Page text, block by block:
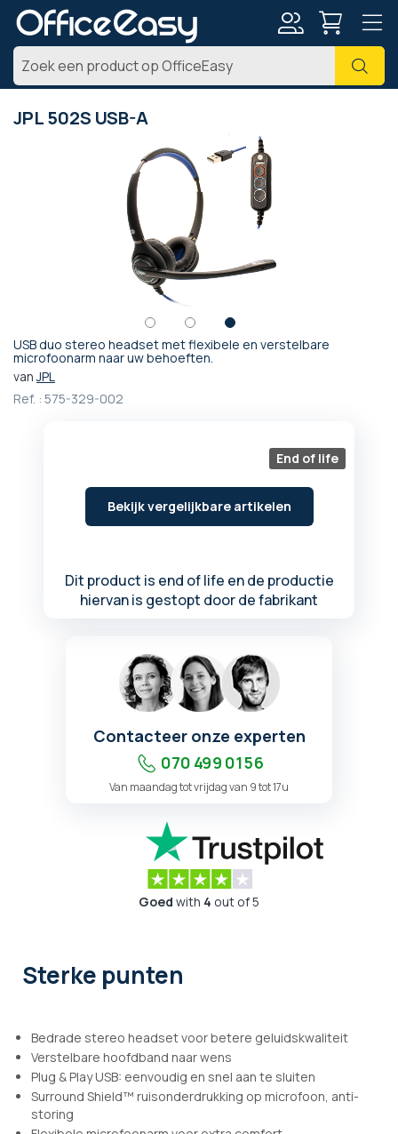
Zoek
JPL 502S USB-A
USB duo stereo headset met flexibele en verstelbare
microfoonarm naar uw behoeften.
vanJPL
Ref. : 575-329-002
End of life
Bekijk vergelijkbare artikelen
Dit product is end of life en de productie
hiervan is gestopt door de fabrikant
Ga
naar
begin
Contacteer onze experten
070 499 01 56
Van maandag tot vrijdag van 9 tot 17u
Goed with 4 out of 5
Sterke punten
Bedrade stereo headset voor betere geluidskwaliteit
Verstelbare hoofdband naar wens
Plug & Play USB: eenvoudig en snel aan te sluiten
Surround Shield™ ruisonderdrukking op microfoon, anti-
storing